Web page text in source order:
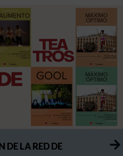
DE LA RED DE